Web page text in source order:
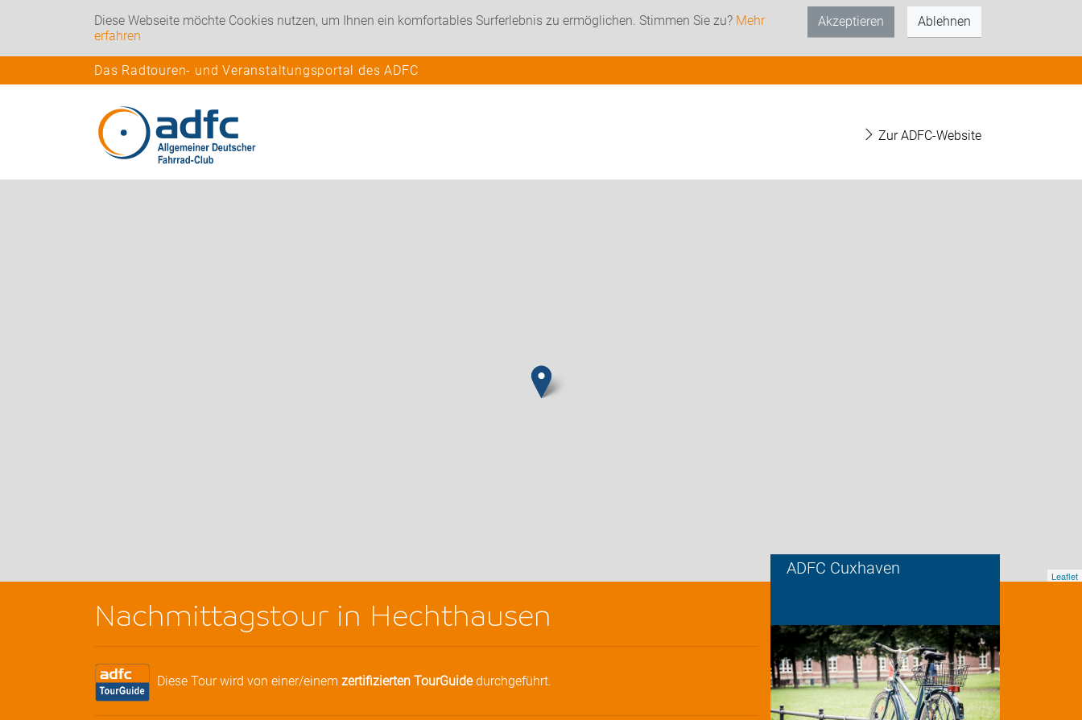
Diese Webseite möchte Cookies nutzen, um Ihnen ein komfortables Surferlebnis zu ermöglichen. Stimmen Sie zu? Mehr
erfahren
Akzeptieren Ablehnen
Das Radtouren- und Veranstaltungsportal des ADFC
Zur ADFC-Website
Leaflet
ADFC Cuxhaven
Nachmittagstour in Hechthausen
Diese Tour wird von einer/einem zertifizierten TourGuidedurchgeführt.